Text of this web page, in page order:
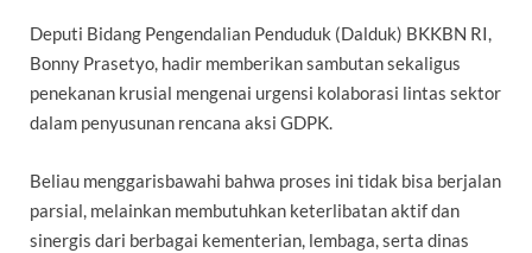
Deputi Bidang Pengendalian Penduduk (Dalduk) BKKBN RI,
Bonny Prasetyo, hadir memberikan sambutan sekaligus
penekanan krusial mengenai urgensi kolaborasi lintas sektor
dalam penyusunan rencana aksi GDPK.
Beliau menggarisbawahi bahwa proses ini tidak bisa berjalan
parsial, melainkan membutuhkan keterlibatan aktif dan
sinergis dari berbagai kementerian, lembaga, serta dinas